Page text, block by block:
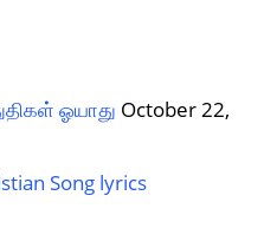
ஓயாது October 22,
Song lyrics